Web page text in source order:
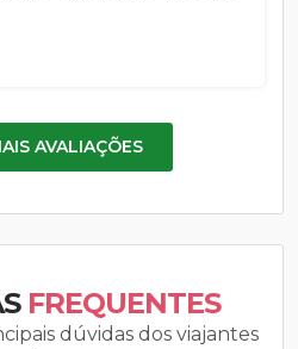
AVALIAÇÕES
FREQUENTES
dúvidas dos viajantes